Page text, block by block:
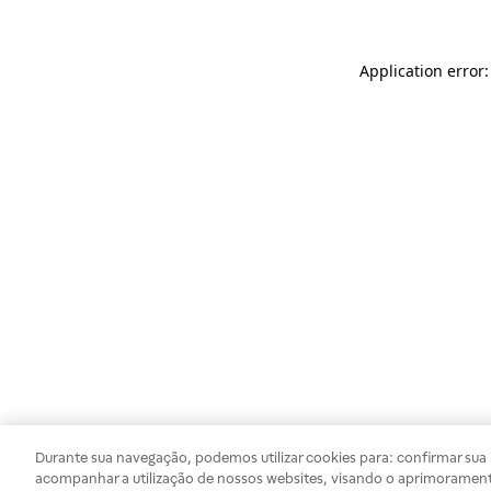
Application
Durante sua navegação, podemos utilizar cookies para: confirmar
acompanhar a utilização de nossos websites, visando o